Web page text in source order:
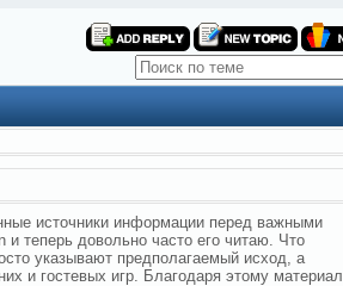
источники информации перед важными
и теперь довольно часто его читаю. Что
указывают предполагаемый исход, а
и гостевых игр. Благодаря этому материал